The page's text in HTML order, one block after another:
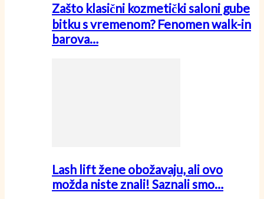
Zašto klasični kozmetički saloni gube
bitku s vremenom? Fenomen walk-in
barova…
Lash lift žene obožavaju, ali ovo
možda niste znali! Saznali smo…